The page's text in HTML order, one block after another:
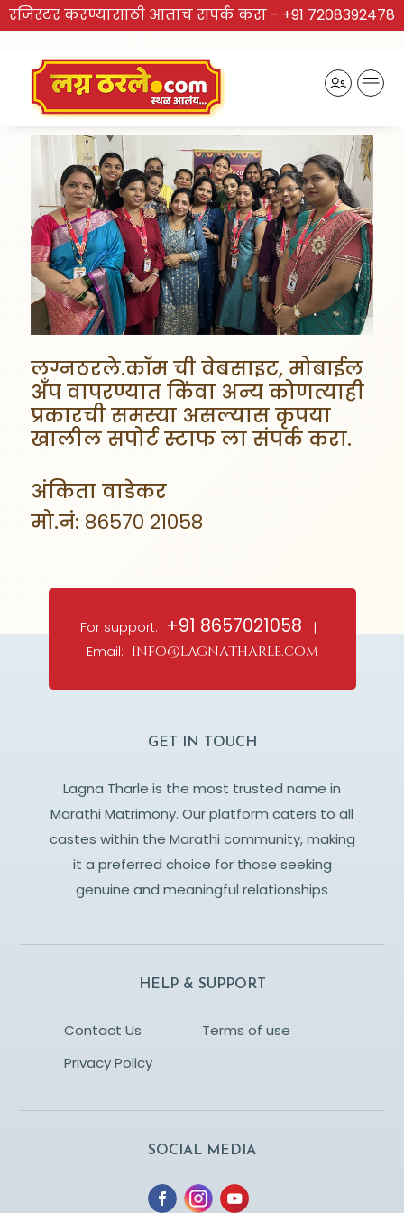
रजिस्टर करण्यासाठी आताच संपर्क करा - +91 7208392478
लग्नठरले.कॉम ची वेबसाइट, मोबाईल
अँप वापरण्यात किंवा अन्य कोणत्याही
प्रकारची समस्या असल्यास कृपया
खालील सपोर्ट स्टाफ ला संपर्क करा.
अंकिता वाडेकर
मो.नं: 86570 21058
For support: +91 8657021058 |
Email: info@lagnatharle.com
GET IN TOUCH
Lagna Tharle is the most trusted name in
Marathi Matrimony. Our platform caters to all
castes within the Marathi community, making
it a preferred choice for those seeking
genuine and meaningful relationships
HELP & SUPPORT
Contact Us
Terms of use
Privacy Policy
SOCIAL MEDIA